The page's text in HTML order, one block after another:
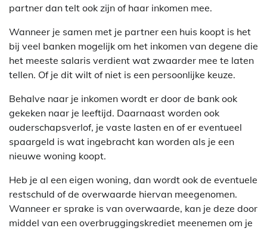
partner dan telt ook zijn of haar inkomen mee.
Wanneer je samen met je partner een huis koopt is het
bij veel banken mogelijk om het inkomen van degene die
het meeste salaris verdient wat zwaarder mee te laten
tellen. Of je dit wilt of niet is een persoonlijke keuze.
Behalve naar je inkomen wordt er door de bank ook
gekeken naar je leeftijd. Daarnaast worden ook
ouderschapsverlof, je vaste lasten en of er eventueel
spaargeld is wat ingebracht kan worden als je een
nieuwe woning koopt.
Heb je al een eigen woning, dan wordt ook de eventuele
restschuld of de overwaarde hiervan meegenomen.
Wanneer er sprake is van overwaarde, kan je deze door
middel van een overbruggingskrediet meenemen om je